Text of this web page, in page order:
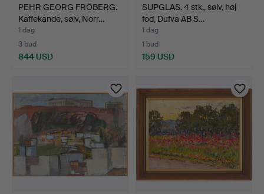
PEHR GEORG FRÖBERG.
Kaffekande, sølv, Norr…
1 dag
3 bud
844 USD
SUPGLAS. 4 stk., sølv, høj
fod, Dufva AB S…
1 dag
1 bud
159 USD